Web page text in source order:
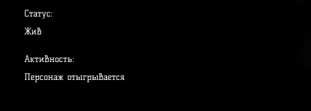
Статус:
Жив
Активность:
Персонаж отыгрывается